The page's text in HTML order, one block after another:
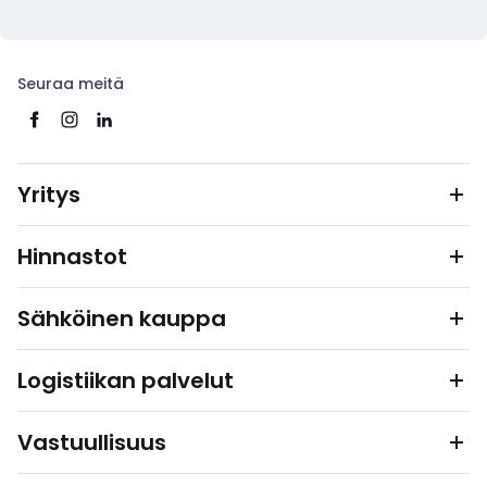
Seuraa meitä
Yritys
Hinnastot
Sähköinen kauppa
Logistiikan palvelut
Vastuullisuus